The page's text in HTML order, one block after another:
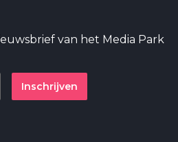
van het Media Park
Inschrijven